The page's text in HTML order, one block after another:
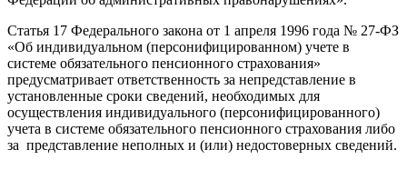
Статья 17 Федерального закона от 1 апреля 1996 года № 27-ФЗ
«Об индивидуальном (персонифицированном) учете в
системе обязательного пенсионного страхования»
предусматривает ответственность за непредставление в
установленные сроки сведений, необходимых для
осуществления индивидуального (персонифицированного)
учета в системе обязательного пенсионного страхования либо
за представление неполных и (или) недостоверных сведений.